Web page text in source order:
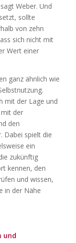
Weber. Und
sollte
von zehn
sich nicht mit
Wert einer
ganz ähnlich wie
mit der Lage und
der
den
Dabei spielt die
ein
zukünftig
kennen, den
und wissen,
in der Nähe
und